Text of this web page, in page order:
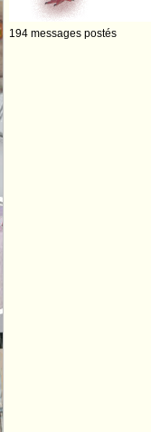
194 messages postés